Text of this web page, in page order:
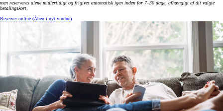
men reserveres alene midlertidigt og frigives automatisk igen inden for 7–30 dage, afhængigt af dit valgte
betalingskort.
Reserver online (Åben i nyt vindue)